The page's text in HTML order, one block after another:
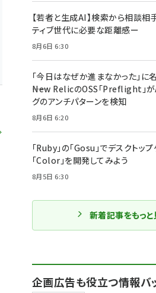
【若者と生成AI】検索から相談相
ティブ世代に必要な距離感ー
8月6日 6:30
「今日はなぜか進まなかった」に
――New RelicのOSS「Preflight」
グのアンチパターンを検知
8月6日 6:20
「Ruby」の「Gosu」でデスクトッ
「Color」を開発してみよう
8月5日 6:30
新着記事をもっ
企画広告も役立つ情報バ